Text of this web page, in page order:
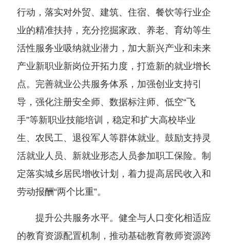
行动，落实对外贸、建筑、住宿、餐饮等行业企
业的精准扶持，充分挖掘家政、养老、育幼等生
活性服务业吸纳就业潜力，加大新兴产业和未来
产业新职业新岗位开拓力度，打造新的就业增长
点。完善就业公共服务体系，加强创业支持引
导，强化注册安全师、数据标注师、低空“飞
手”等新职业技能培训，稳定和扩大高校毕业
生、农民工、退役军人等群体就业。鼓励支持灵
活就业人员、新就业形态人员参加职工保险。制
定落实城乡居民增收计划，着力提高居民收入和
劳动报酬“两个比重”。
提升公共服务水平。健全与人口变化相适应
的教育资源配置机制，推动基础教育教师资源跨